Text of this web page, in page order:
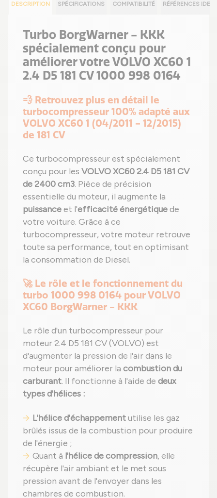
DESCRIPTION SPÉCIFICATIONS COMPATIBILITÉ RÉFÉRENCES
Turbo BorgWarner - KKK
spécialement conçu pour
améliorer votre VOLVO XC60 1
2.4 D5 181 CV 1000 998 0164
💨 Retrouvez plus en détail le
turbocompresseur 100% adapté aux
VOLVO XC60 1 (04/2011 - 12/2015)
de 181 CV
Ce turbocompresseur est spécialement
conçu pour les VOLVO XC60 2.4 D5 181 CV
de 2400 cm3. Pièce de précision
essentielle du moteur, il augmente la
puissanceet l'efficacité énergétiquede
votre voiture. Grâce à ce
turbocompresseur, votre moteur retrouve
toute sa performance, tout en optimisant
la consommation de Diesel.
🚀 Le rôle et le fonctionnement du
turbo 1000 998 0164 pour VOLVO
XC60 BorgWarner - KKK
Le rôle d'un turbocompresseur pour
moteur 2.4 D5 181 CV (VOLVO) est
d'augmenter la pression de l'air dans le
moteur pour améliorer la combustion du
carburant. Il fonctionne à l'aide de deux
types d'hélices :
L'hélice d'échappementutilise les gaz
brûlés issus de la combustion pour produire
de l'énergie ;
Quant à l'hélice de compression, elle
récupère l'air ambiant et le met sous
pression avant de l'envoyer dans les
chambres de combustion.